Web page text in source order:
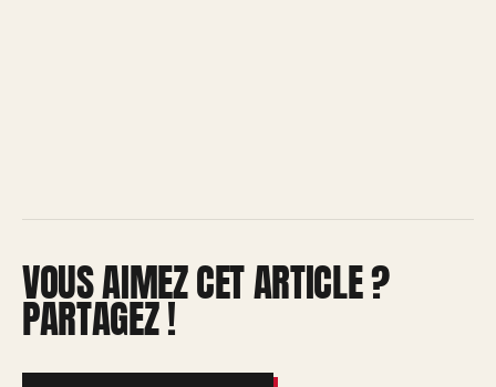
VOUS AIMEZ CET ARTICLE ?
PARTAGEZ !